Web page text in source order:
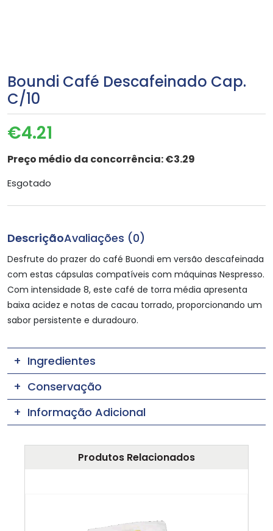
Boundi Café Descafeinado Cap.
C/10
€4.21
Preço médio da concorrência:€3.29
Esgotado
DescriçãoAvaliações (0)
Desfrute do prazer do café Buondi em versão descafeinada
com estas cápsulas compatíveis com máquinas Nespresso.
Com intensidade 8, este café de torra média apresenta
baixa acidez e notas de cacau torrado, proporcionando um
sabor persistente e duradouro.
Ingredientes
Conservação
Informação Adicional
Produtos Relacionados